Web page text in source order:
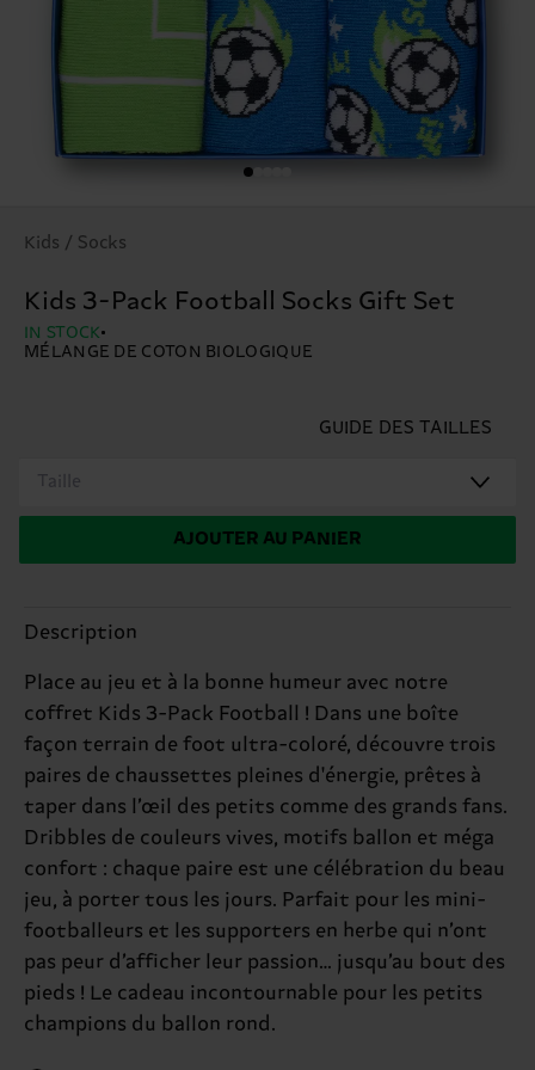
Kids / Socks
Kids 3-Pack Football Socks Gift Set
IN STOCK
MÉLANGE DE COTON BIOLOGIQUE
GUIDE DES TAILLES
Taille
AJOUTER AU PANIER
Description
Place au jeu et à la bonne humeur avec notre
coffret Kids 3-Pack Football ! Dans une boîte
façon terrain de foot ultra-coloré, découvre trois
paires de chaussettes pleines d'énergie, prêtes à
taper dans l’œil des petits comme des grands fans.
Dribbles de couleurs vives, motifs ballon et méga
confort : chaque paire est une célébration du beau
jeu, à porter tous les jours. Parfait pour les mini-
footballeurs et les supporters en herbe qui n’ont
pas peur d’afficher leur passion… jusqu’au bout des
pieds ! Le cadeau incontournable pour les petits
champions du ballon rond.